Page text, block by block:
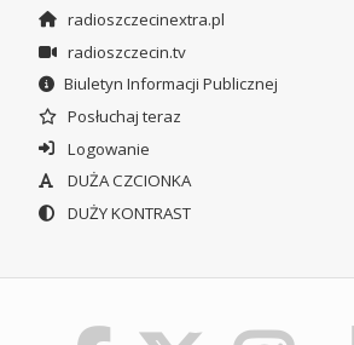
radioszczecinextra.pl
radioszczecin.tv
Biuletyn Informacji Publicznej
Posłuchaj teraz
Logowanie
DUŻA CZCIONKA
DUŻY KONTRAST